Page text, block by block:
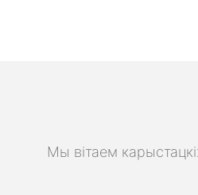
Мы вітаем